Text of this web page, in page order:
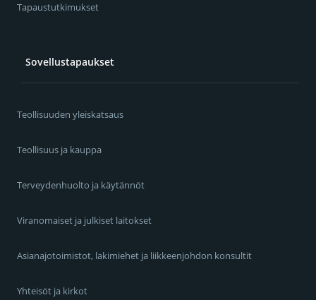
Tapaustutkimukset
Sovellustapaukset
Teollisuuden yleiskatsaus
Teollisuus ja kauppa
Terveydenhuolto ja käytännöt
Viranomaiset ja julkiset laitokset
Asianajotoimistot, lakimiehet ja liikkeenjohdon konsultit
Yhteisöt ja kirkot